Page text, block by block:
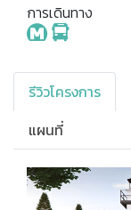
การเดินทาง
รีวิวโครงการ
แผนที่